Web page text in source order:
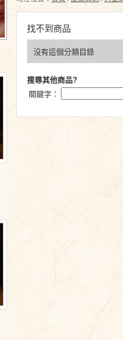
找不到商品
沒有這個分類目錄
搜尋其他商品?
關鍵字：